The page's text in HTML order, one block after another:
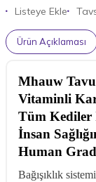
Listeye Ekle
Ürün Açıklaması
Mhauw
Vitaminli
Tüm Kediler
İnsan
Human
Bağışıklık